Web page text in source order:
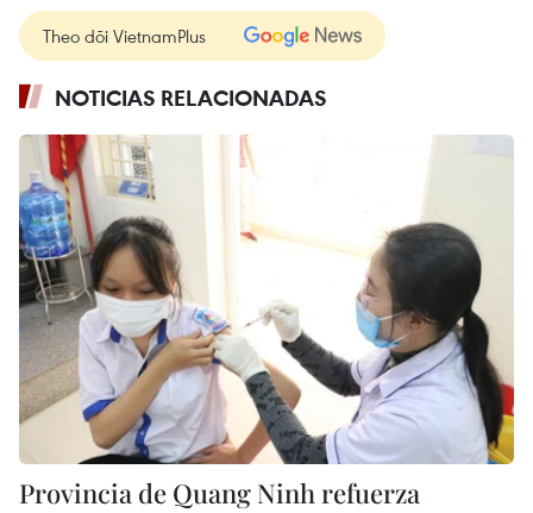
Theo dõi VietnamPlus
NOTICIAS RELACIONADAS
Provincia de Quang Ninh refuerza